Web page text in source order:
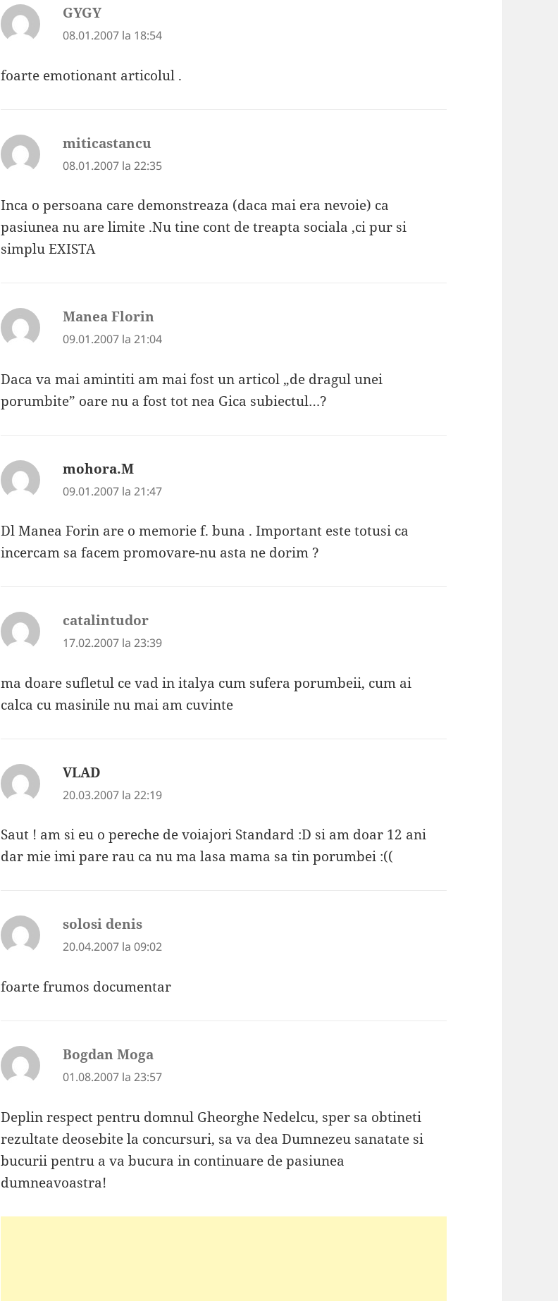
GYGYspune:
08.01.2007 la 18:54
foarte emotionant articolul .
miticastancu
08.01.2007 la 22:35
Inca o persoana care demonstreaza (daca mai era nevoie) ca
pasiunea nu are limite .Nu tine cont de treapta sociala ,ci pur si
simplu EXISTA
Manea Florin
09.01.2007 la 21:04
Daca va mai amintiti am mai fost un articol „de dragul unei
porumbite” oare nu a fost tot nea Gica subiectul…?
mohora.M
09.01.2007 la 21:47
Dl Manea Forin are o memorie f. buna . Important este totusi ca
incercam sa facem promovare-nu asta ne dorim ?
catalintudor
17.02.2007 la 23:39
ma doare sufletul ce vad in italya cum sufera porumbeii, cum ai
calca cu masinile nu mai am cuvinte
VLAD
20.03.2007 la 22:19
Saut ! am si eu o pereche de voiajori Standard :D si am doar 12 ani
dar mie imi pare rau ca nu ma lasa mama sa tin porumbei :((
solosi denis
20.04.2007 la 09:02
foarte frumos documentar
Bogdan Moga
01.08.2007 la 23:57
Deplin respect pentru domnul Gheorghe Nedelcu, sper sa obtineti
rezultate deosebite la concursuri, sa va dea Dumnezeu sanatate si
bucurii pentru a va bucura in continuare de pasiunea
dumneavoastra!